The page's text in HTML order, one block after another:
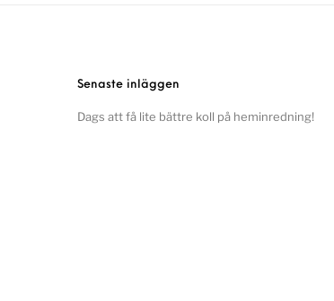
Senaste inläggen
Dags att få lite bättre koll på heminredning!